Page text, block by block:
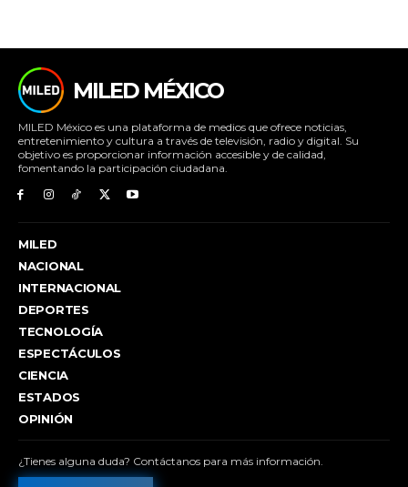
MILED MÉXICO
MILED México es una plataforma de medios que ofrece noticias,
entretenimiento y cultura a través de televisión, radio y digital. Su
objetivo es proporcionar información accesible y de calidad,
fomentando la participación ciudadana.
MILED
NACIONAL
INTERNACIONAL
DEPORTES
TECNOLOGÍA
ESPECTÁCULOS
CIENCIA
ESTADOS
OPINIÓN
¿Tienes alguna duda? Contáctanos para más información.